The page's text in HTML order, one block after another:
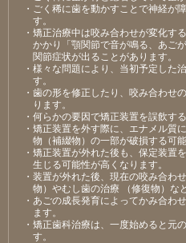
・ごく稀に歯を動かすことで神経が
す。
・矯正治療中は咬み合わせが変化す
かかり「顎関節で音が鳴る、あご
関節症状が出ることがあります。
・様々な問題により、当初予定した
す。
・歯の形を修正したり、咬み合わせ
ります。
・何らかの要因で矯正装置を誤飲す
・矯正装置を外す際に、エナメル質
物（補綴物）の一部が破損する可能
・矯正装置が外れた後も、保定装置
生じる可能性が高くなります。
・装置が外れた後、現在の咬み合わ
物）やむし歯の治療 （修復物）な
・あごの成長発育によってかみ合わ
ます。
・矯正歯科治療は、一度始めると元
す。